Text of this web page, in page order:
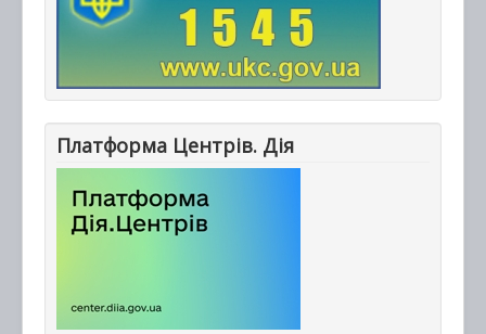
Платформа Центрів. Дія